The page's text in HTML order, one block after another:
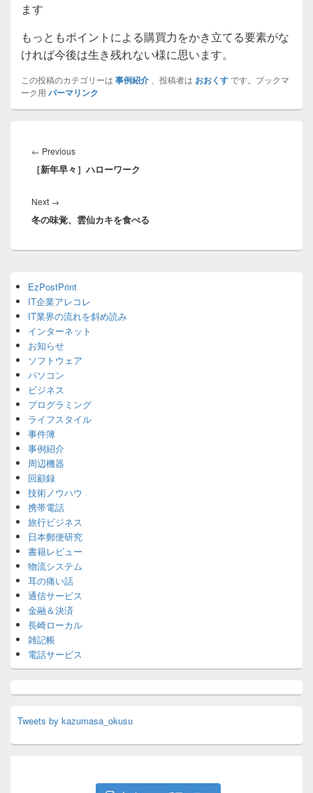
ます
もっともポイントによる購買力をかき立てる要素がな
ければ今後は生き残れない様に思います。
この投稿のカテゴリーは 事例紹介 、投稿者は おおくすです。ブックマ
ーク用 パーマリンク
稿
ナ
ゲ
ー
シ
← PreviousPrevious
post:
［新年早々］ハローワーク
Next →
post:
冬の味覚、雲仙カキを食べる
Sidebar
Widget
Area
EzPostPrint
IT企業アレコレ
IT業界の流れを斜め読み
インターネット
お知らせ
ソフトウェア
パソコン
ビジネス
プログラミング
ライフスタイル
事件簿
事例紹介
周辺機器
回顧録
技術ノウハウ
携帯電話
旅行ビジネス
日本郵便研究
書籍レビュー
物流システム
耳の痛い話
通信サービス
金融＆決済
長崎ローカル
雑記帳
電話サービス
Tweets by kazumasa_okusu